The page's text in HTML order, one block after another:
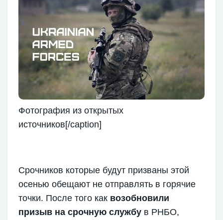
Фотография из открытых
источников[/caption]
Срочников которые будут призваны этой
осенью обещают не отправлять в горячие
точки. После того как возобновили
призыв на срочную службу в РНБО,